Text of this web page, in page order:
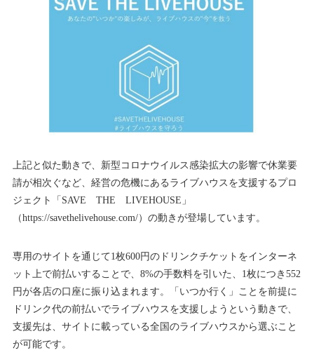
上記と似た動きで、新型コロナウイルス感染拡大の影響で休業要
請が相次ぐなど、経営の危機にあるライブハウスを支援するプロ
ジェクト「SAVE THE LIVEHOUSE」
（https://savethelivehouse.com/）の動きが登場しています。
専用のサイトを通じて1枚600円のドリンクチケットをインターネ
ット上で前払いすることで、8%の手数料を引いた、1枚につき552
円が各店の口座に振り込まれます。「いつか行く」ことを前提に
ドリンク代の前払いでライブハウスを支援しようという動きで、
支援先は、サイトに載っている全国のライブハウスから選ぶこと
が可能です。